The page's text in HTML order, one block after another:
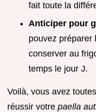
fait toute la
Anticiper pour
pouvez préparer
conserver au
temps le jour J.
Voilà, vous avez
réussir votre paella